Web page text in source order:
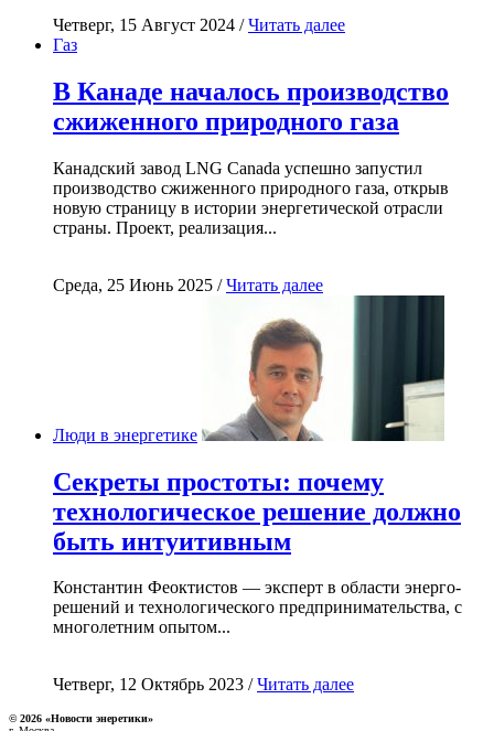
Четверг, 15 Август 2024 /Читать далее
Газ
В Канаде началось производство
сжиженного природного газа
Канадский завод LNG Canada успешно запустил
производство сжиженного природного газа, открыв
новую страницу в истории энергетической отрасли
страны. Проект, реализация...
Среда, 25 Июнь 2025 /Читать далее
Люди в энергетике
Секреты простоты: почему
технологическое решение должно
быть интуитивным
Константин Феоктистов — эксперт в области энерго-
решений и технологического предпринимательства, с
многолетним опытом...
Четверг, 12 Октябрь 2023 /Читать далее
© 2026 «Новости энеретики»